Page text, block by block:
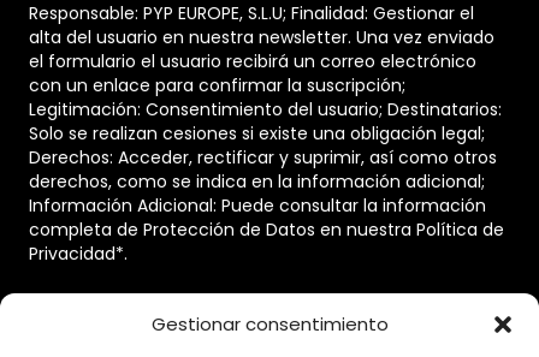
Gestionar consentimiento
Responsable: PYP EUROPE, S.L.U; Finalidad: Gestionar el
alta del usuario en nuestra newsletter. Una vez enviado
el formulario el usuario recibirá un correo electrónico
con un enlace para confirmar la suscripción;
Legitimación: Consentimiento del usuario; Destinatarios:
Solo se realizan cesiones si existe una obligación legal;
Derechos: Acceder, rectificar y suprimir, así como otros
derechos, como se indica en la información adicional;
Información Adicional: Puede consultar la información
completa de Protección de Datos en nuestra Política de
Privacidad*.